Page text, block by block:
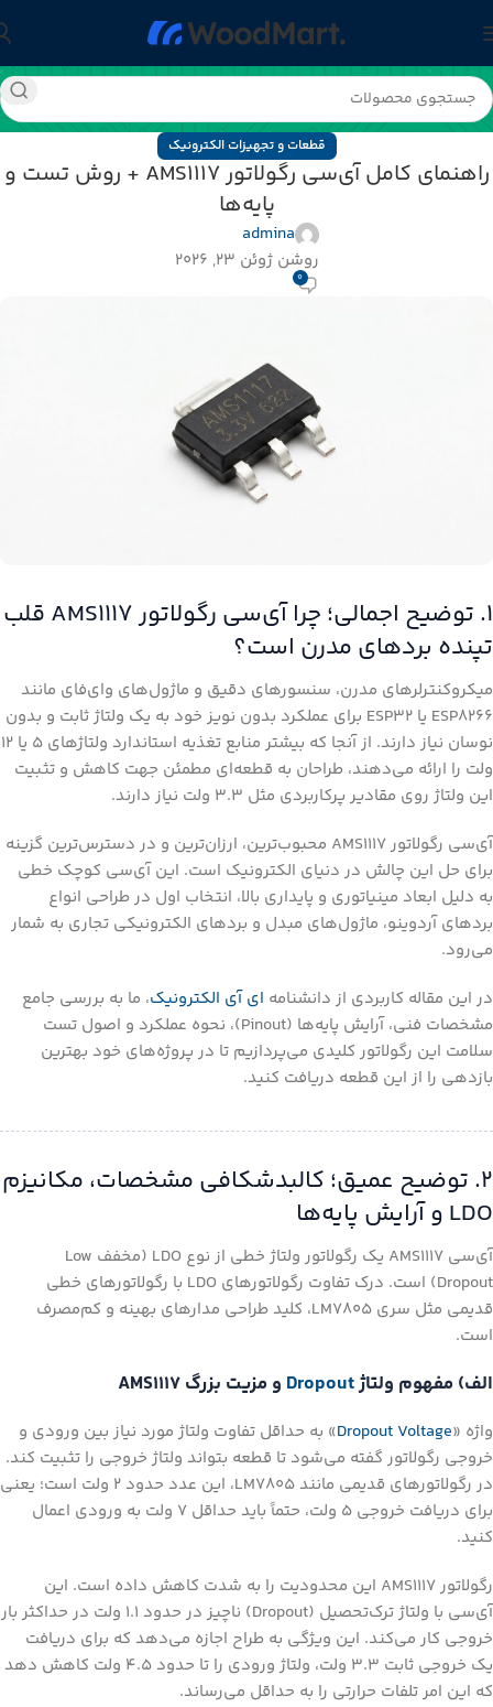
قطعات و تجهیزات الکترونیک
راهنمای کامل آی‌سی رگولاتور AMS1117 + روش تست و
پایه‌ها
admina
روشن ژوئن 23, 2026
0
۱. توضیح اجمالی؛ چرا آی‌سی رگولاتور AMS1117 قلب
تپنده بردهای مدرن است؟
میکروکنترلرهای مدرن، سنسورهای دقیق و ماژول‌های وای‌فای مانند
ESP8266 یا ESP32 برای عملکرد بدون نویز خود به یک ولتاژ ثابت و بدون
نوسان نیاز دارند. از آنجا که بیشتر منابع تغذیه استاندارد ولتاژهای ۵ یا ۱۲
ولت را ارائه می‌دهند، طراحان به قطعه‌ای مطمئن جهت کاهش و تثبیت
این ولتاژ روی مقادیر پرکاربردی مثل ۳.۳ ولت نیاز دارند.
آی‌سی رگولاتور AMS1117 محبوب‌ترین، ارزان‌ترین و در دسترس‌ترین گزینه
برای حل این چالش در دنیای الکترونیک است. این آی‌سی کوچک خطی
به دلیل ابعاد مینیاتوری و پایداری بالا، انتخاب اول در طراحی انواع
بردهای آردوینو، ماژول‌های مبدل و بردهای الکترونیکی تجاری به شمار
می‌رود.
در این مقاله کاربردی از دانشنامه ای آی الکترونیک، ما به بررسی جامع
مشخصات فنی، آرایش پایه‌ها (Pinout)، نحوه عملکرد و اصول تست
سلامت این رگولاتور کلیدی می‌پردازیم تا در پروژه‌های خود بهترین
بازدهی را از این قطعه دریافت کنید.
۲. توضیح عمیق؛ کالبدشکافی مشخصات، مکانیزم
LDO و آرایش پایه‌ها
آی‌سی AMS1117 یک رگولاتور ولتاژ خطی از نوع LDO (مخفف Low
Dropout) است. درک تفاوت رگولاتورهای LDO با رگولاتورهای خطی
قدیمی مثل سری LM7805، کلید طراحی مدارهای بهینه و کم‌مصرف
است.
الف) مفهوم ولتاژDropout و مزیت بزرگ AMS1117
واژه «Dropout Voltage» به حداقل تفاوت ولتاژ مورد نیاز بین ورودی و
خروجی رگولاتور گفته می‌شود تا قطعه بتواند ولتاژ خروجی را تثبیت کند.
در رگولاتورهای قدیمی مانند LM7805، این عدد حدود ۲ ولت است؛ یعنی
برای دریافت خروجی ۵ ولت، حتماً باید حداقل ۷ ولت به ورودی اعمال
کنید.
رگولاتور AMS1117 این محدودیت را به شدت کاهش داده است. این
آی‌سی با ولتاژ ترک‌تحصیل (Dropout) ناچیز در حدود ۱.۱ ولت در حداکثر بار
خروجی کار می‌کند. این ویژگی به طراح اجازه می‌دهد که برای دریافت
یک خروجی ثابت ۳.۳ ولت، ولتاژ ورودی را تا حدود ۴.۵ ولت کاهش دهد
که این امر تلفات حرارتی را به حداقل می‌رساند.